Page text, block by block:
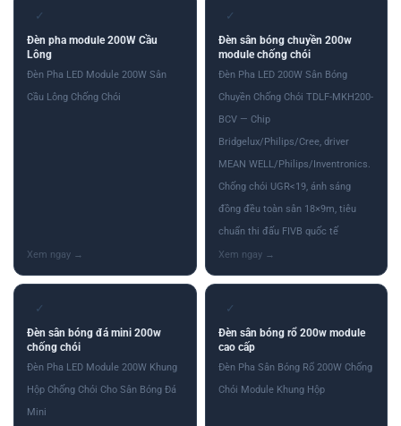
✓
Đèn pha module 200W Cầu
Lông
Đèn Pha LED Module 200W Sân
Cầu Lông Chống Chói
✓
Đèn sân bóng chuyền 200w
module chống chói
Đèn Pha LED 200W Sân Bóng
Chuyền Chống Chói TDLF-MKH200-
BCV — Chip
Bridgelux/Philips/Cree, driver
MEAN WELL/Philips/Inventronics.
Chống chói UGR<19, ánh sáng
đồng đều toàn sân 18×9m, tiêu
chuẩn thi đấu FIVB quốc tế
✓
Đèn sân bóng đá mini 200w
chống chói
Đèn Pha LED Module 200W Khung
Hộp Chống Chói Cho Sân Bóng Đá
Mini
✓
Đèn sân bóng rổ 200w module
cao cấp
Đèn Pha Sân Bóng Rổ 200W Chống
Chói Module Khung Hộp